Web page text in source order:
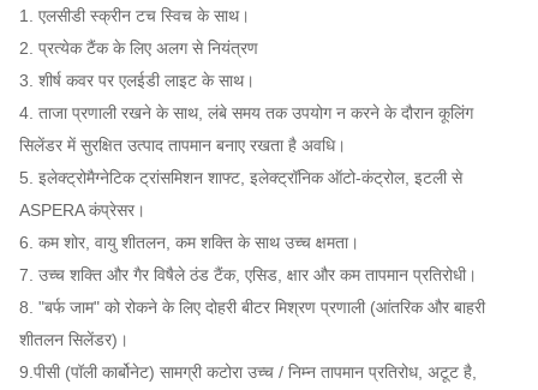
1. एलसीडी स्क्रीन टच स्विच के साथ।
2. प्रत्येक टैंक के लिए अलग से नियंत्रण
3. शीर्ष कवर पर एलईडी लाइट के साथ।
4. ताजा प्रणाली रखने के साथ, लंबे समय तक उपयोग न करने के दौरान कूलिंग
सिलेंडर में सुरक्षित उत्पाद तापमान बनाए रखता है अवधि।
5. इलेक्ट्रोमैग्नेटिक ट्रांसमिशन शाफ्ट, इलेक्ट्रॉनिक ऑटो-कंट्रोल, इटली से
ASPERA कंप्रेसर।
6. कम शोर, वायु शीतलन, कम शक्ति के साथ उच्च क्षमता।
7. उच्च शक्ति और गैर विषैले ठंड टैंक, एसिड, क्षार और कम तापमान प्रतिरोधी।
8. "बर्फ जाम" को रोकने के लिए दोहरी बीटर मिश्रण प्रणाली (आंतरिक और बाहरी
शीतलन सिलेंडर)।
9.पीसी (पॉली कार्बोनेट) सामग्री कटोरा उच्च / निम्न तापमान प्रतिरोध, अटूट है,